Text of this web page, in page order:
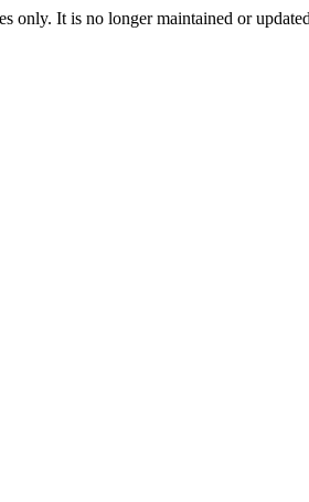
only. It is no longer maintained or